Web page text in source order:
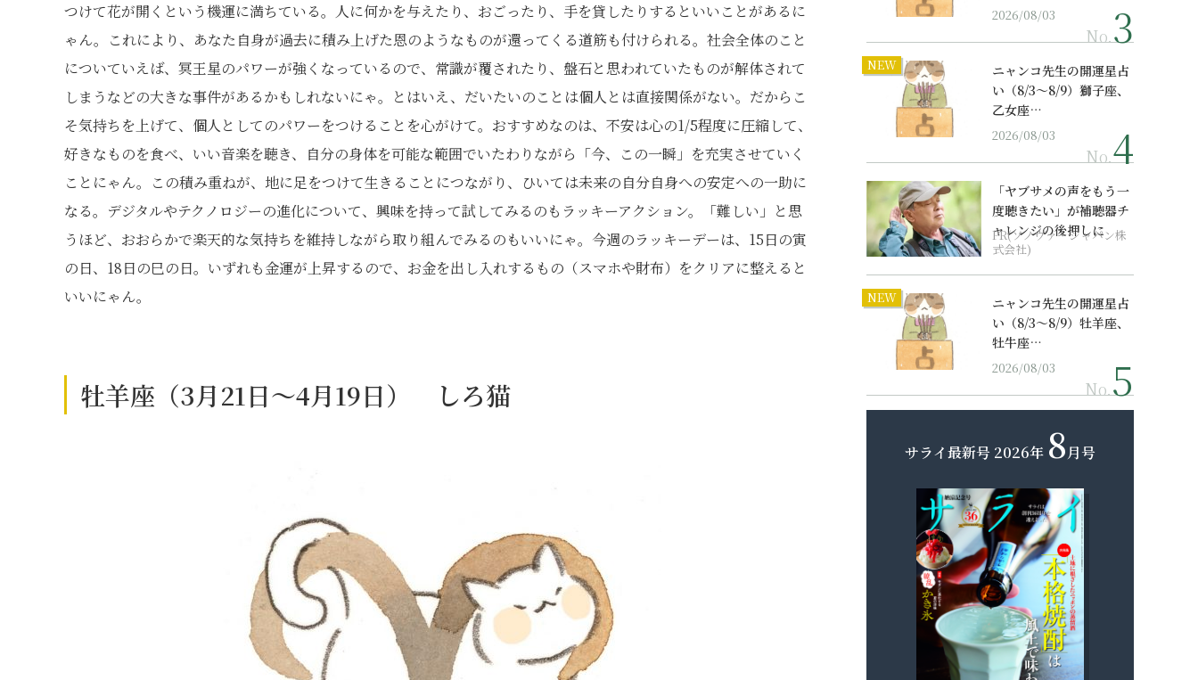
つけて花が開くという機運に満ちている。人に何かを与えたり、おごったり、手を貸したりするといいことがあるに
ゃん。これにより、あなた自身が過去に積み上げた恩のようなものが還ってくる道筋も付けられる。社会全体のこと
についていえば、冥王星のパワーが強くなっているので、常識が覆されたり、盤石と思われていたものが解体されて
しまうなどの大きな事件があるかもしれないにゃ。とはいえ、だいたいのことは個人とは直接関係がない。だからこ
そ気持ちを上げて、個人としてのパワーをつけることを心がけて。おすすめなのは、不安は心の1/5程度に圧縮して、
好きなものを食べ、いい音楽を聴き、自分の身体を可能な範囲でいたわりながら「今、この一瞬」を充実させていく
ことにゃん。この積み重ねが、地に足をつけて生きることにつながり、ひいては未来の自分自身への安定への一助に
なる。デジタルやテクノロジーの進化について、興味を持って試してみるのもラッキーアクション。「難しい」と思
うほど、おおらかで楽天的な気持ちを維持しながら取り組んでみるのもいいにゃ。今週のラッキーデーは、15日の寅
の日、18日の巳の日。いずれも金運が上昇するので、お金を出し入れするもの（スマホや財布）をクリアに整えると
いいにゃん。
牡羊座（3月21日～4月19日） しろ猫
2026/08/03
No.
NEW
ニャンコ先生の開運星占
い（8/3～8/9）獅子座、
乙女座…
2026/08/03
No.
「ヤブサメの声をもう一
度聴きたい」が補聴器チ
ャレンジの後押しに
PR(ソノヴァ・ジャパン株
式会社)
NEW
ニャンコ先生の開運星占
い（8/3～8/9）牡羊座、
牡牛座…
2026/08/03
No.
サライ最新号 2026年 8月号